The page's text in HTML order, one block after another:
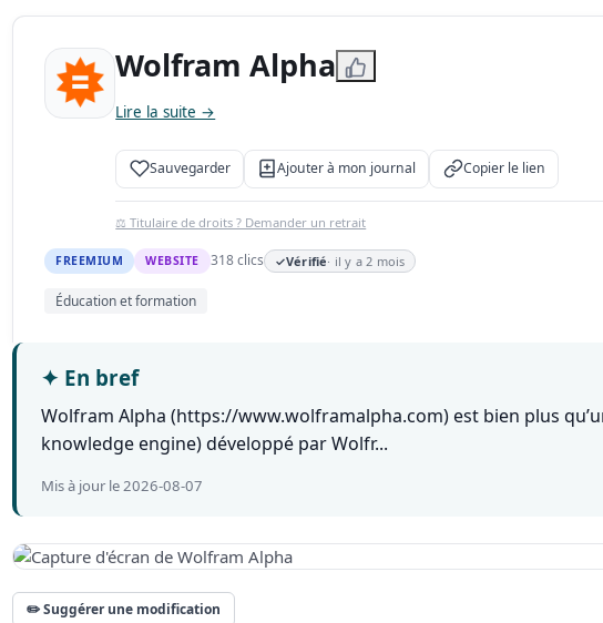
Wolfram Alpha
Lire la suite →
Sauvegarder Ajouter à mon journal Copier le lien
⚖️ Titulaire de droits ? Demander un retrait
FREEMIUM WEBSITE 318 clics ✓Vérifié· il y a 2 mois
Éducation et formation
✦ En bref
Wolfram Alpha (https://www.wolframalpha.com) est bien plus
knowledge engine) développé par Wolfr...
Mis à jour le 2026-08-07
✏️ Suggérer une modification